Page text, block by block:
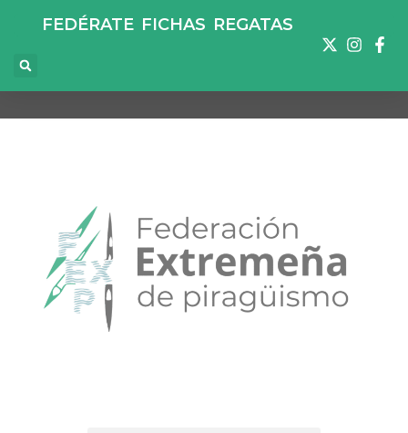
FEDÉRATE FICHAS REGATAS